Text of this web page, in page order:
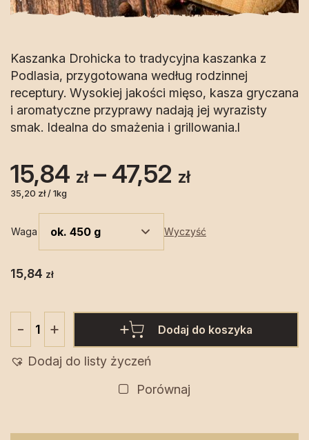
Kaszanka Drohicka to tradycyjna kaszanka z
Podlasia, przygotowana według rodzinnej
receptury. Wysokiej jakości mięso, kasza gryczana
i aromatyczne przyprawy nadają jej wyrazisty
smak. Idealna do smażenia i grillowania.l
15,84 zł – 47,52 złZakres
od
47,52 zł
35,20 zł / 1kg
Waga Wyczyść
15,84 zł
-
Kaszanka
Drohicka
+ Dodaj do koszyka
Dodaj do listy życzeń
Porównaj